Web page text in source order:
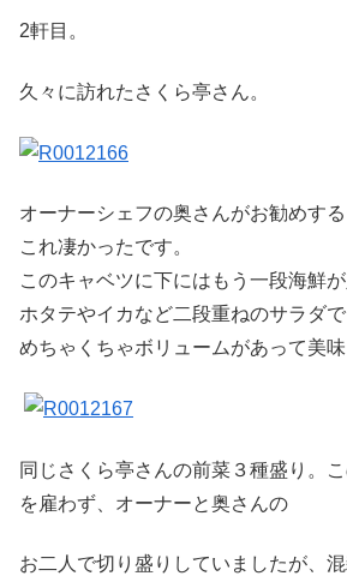
2軒目。
久々に訪れたさくら亭さん。
オーナーシェフの奥さんがお勧めす
これ凄かったです。
このキャベツに下にはもう一段海鮮
ホタテやイカなど二段重ねのサラダで
めちゃくちゃボリュームがあって美味
同じさくら亭さんの前菜３種盛り。
を雇わず、オーナーと奥さんの
お二人で切り盛りしていましたが、